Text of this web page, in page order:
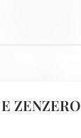
ZENZERO